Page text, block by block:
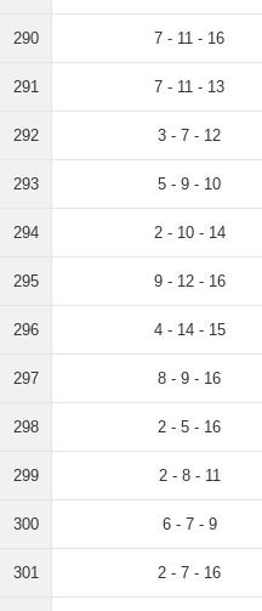
290 7 - 11 - 16
291 7 - 11 - 13
292 3 - 7 - 12
293 5 - 9 - 10
294 2 - 10 - 14
295 9 - 12 - 16
296 4 - 14 - 15
297 8 - 9 - 16
298 2 - 5 - 16
299 2 - 8 - 11
300 6 - 7 - 9
301 2 - 7 - 16